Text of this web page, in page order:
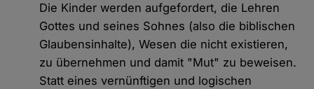
Die Kinder werden aufgefordert, die Lehren
Gottes und seines Sohnes (also die biblischen
Glaubensinhalte), Wesen die nicht existieren,
zu übernehmen und damit "Mut" zu beweisen.
Statt eines vernünftigen und logischen